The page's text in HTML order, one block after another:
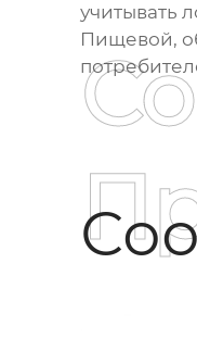
учитывать
Пищевой,